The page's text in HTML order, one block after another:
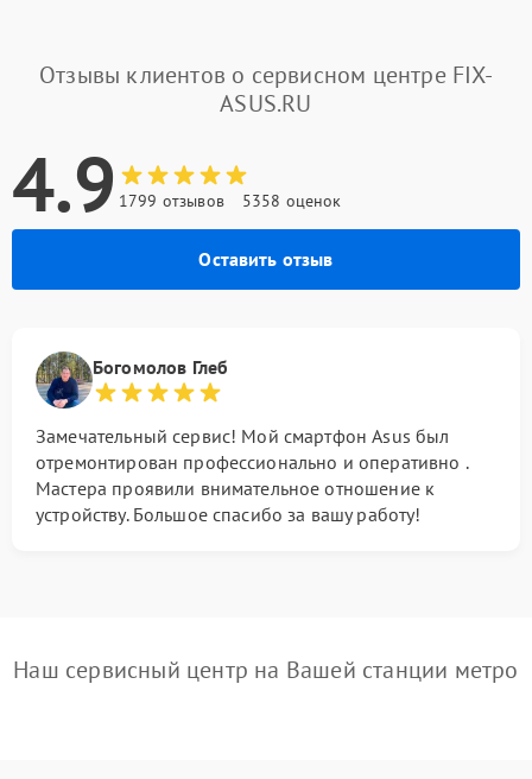
Отзывы клиентов о сервисном центре FIX-
ASUS.RU
4.9 1799 отзывов 5358 оценок
Оставить отзыв
Богомолов Глеб
Замечательный сервис! Мой смартфон Asus был
отремонтирован профессионально и оперативно .
Мастера проявили внимательное отношение к
устройству. Большое спасибо за вашу работу!
Наш сервисный центр на Вашей станции метро